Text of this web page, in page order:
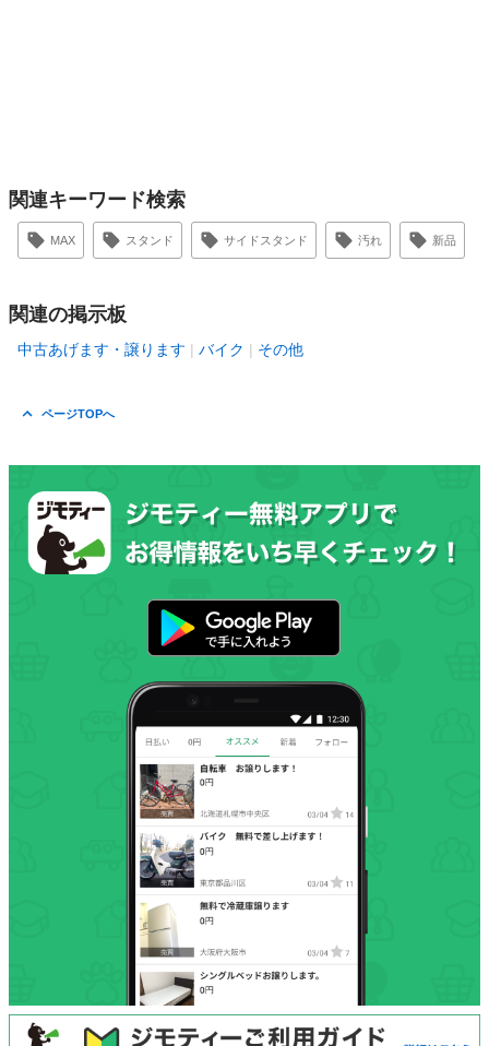
関連キーワード検索
MAX スタンド サイドスタンド 汚れ 新品
関連の掲示板
中古あげます・譲ります バイク その他
ページTOPへ